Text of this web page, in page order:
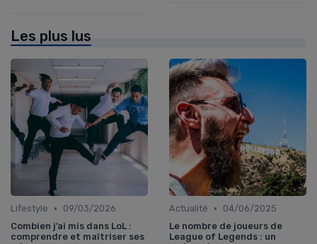
Les plus lus
Lifestyle •
09/03/2026
Combien j’ai mis dans LoL :
comprendre et maîtriser ses
Actualité •
04/06/2025
Le nombre de joueurs de
League of Legends : un